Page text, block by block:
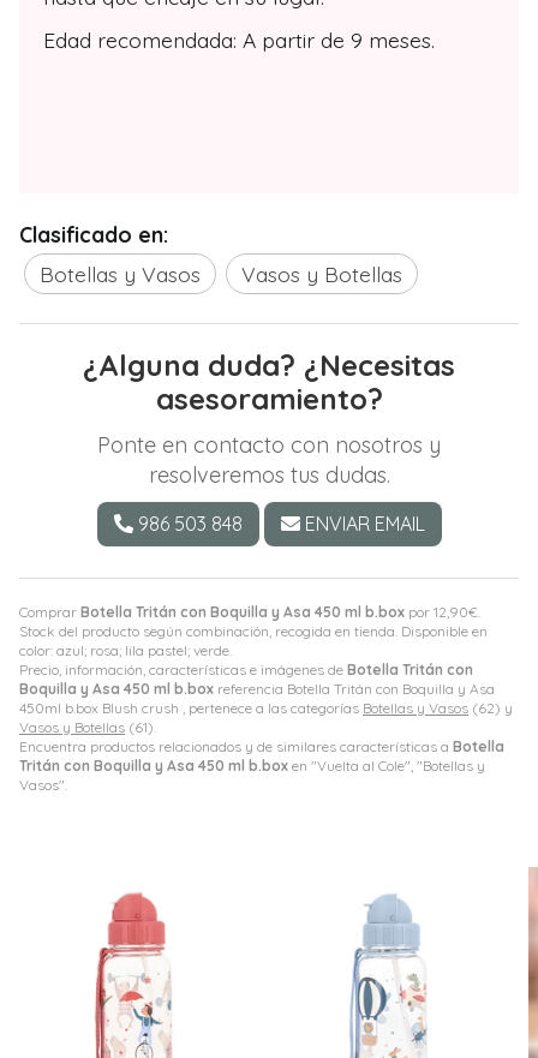
Comprar Botella Tritán con Boquilla y Asa 450 ml b.box por 12,90€.
Stock del producto según combinación, recogida en tienda. Disponible en
color: azul; rosa; lila pastel; verde.
Precio, información, características e imágenes de Botella Tritán con
Boquilla y Asa 450 ml b.box referencia Botella Tritán con Boquilla y Asa
450ml b.box Blush crush , pertenece a las categorías Botellas y Vasos (62) y
Vasos y Botellas (61).
Encuentra productos relacionados y de similares características a Botella
Tritán con Boquilla y Asa 450 ml b.box en "Vuelta al Cole", "Botellas y
Vasos".
Edad recomendada: A partir de 9 meses.
Clasificado en:
Botellas y Vasos
Vasos y Botellas
¿Alguna duda? ¿Necesitas
asesoramiento?
Ponte en contacto con nosotros y
resolveremos tus dudas.
986 503 848 ENVIAR EMAIL